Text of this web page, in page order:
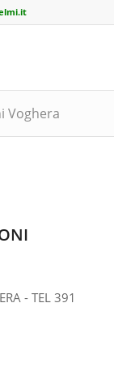
Voghera
- TEL 391